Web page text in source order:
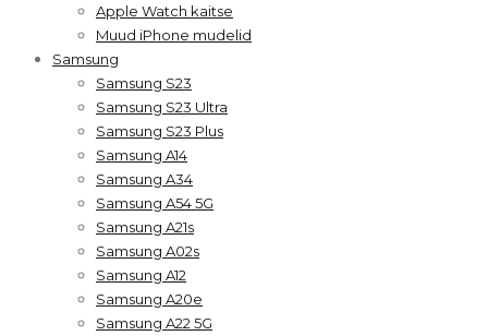
Apple Watch kaitse
Muud iPhone mudelid
Samsung
Samsung S23
Samsung S23 Ultra
Samsung S23 Plus
Samsung A14
Samsung A34
Samsung A54 5G
Samsung A21s
Samsung A02s
Samsung A12
Samsung A20e
Samsung A22 5G